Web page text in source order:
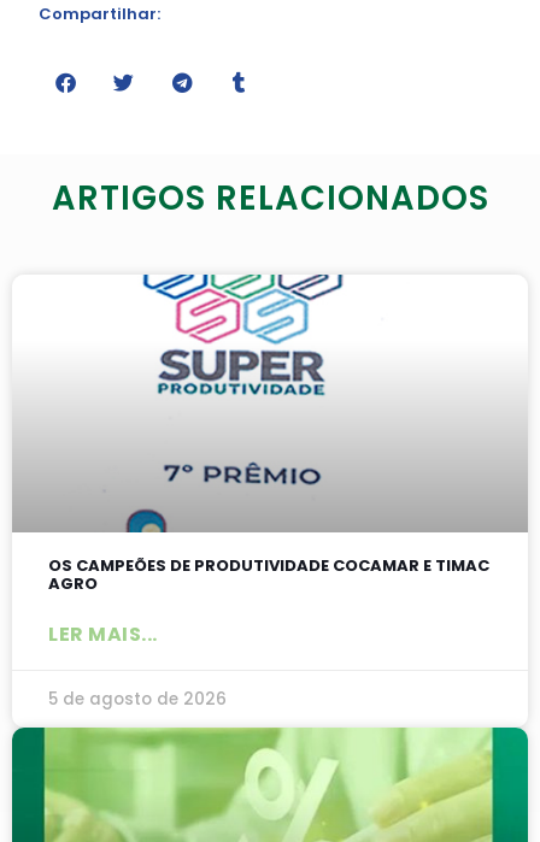
Compartilhar:
ARTIGOS RELACIONADOS
OS CAMPEÕES DE PRODUTIVIDADE COCAMAR E TIMAC
AGRO
LER MAIS...
5 de agosto de 2026